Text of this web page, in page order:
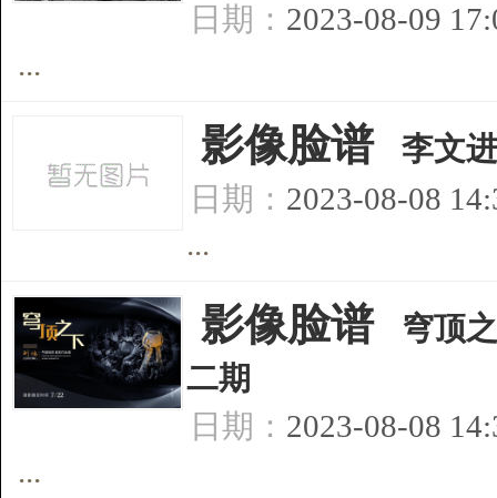
日期： 2023-08-09
...
影像脸谱]
李文
日期： 2023-08-08
...
影像脸谱]
穹顶
二期
日期： 2023-08-08
...